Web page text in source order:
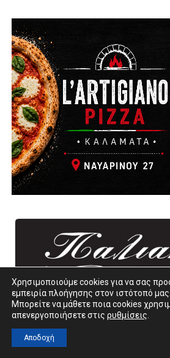
Χρησιμοποιούμε cookies για να σας
εμπειρία πλοήγησης στον ιστότοπό μας.
Μπορείτε να μάθετε ποια cookies
απενεργοποιήσετε στις ρυθμίσεις
Αποδοχή